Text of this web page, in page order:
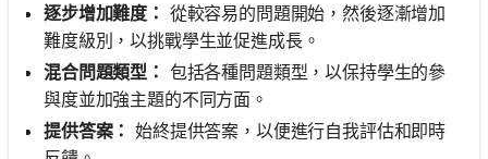
逐步增加難度： 從較容易的問題開始，然後逐漸增加
難度級別，以挑戰學生並促進成長。
混合問題類型： 包括各種問題類型，以保持學生的參
與度並加強主題的不同方面。
提供答案： 始終提供答案，以便進行自我評估和即時